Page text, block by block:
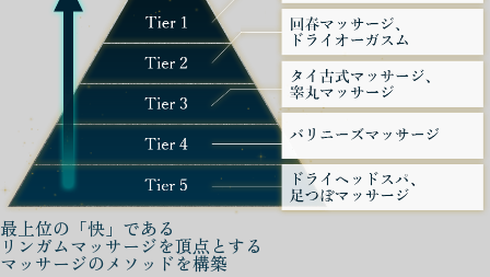
最上位の「快」である
リンガムマッサージを頂点とする
マッサージのメソッドを構築